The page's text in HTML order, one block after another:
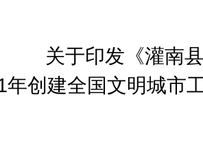
关于印发《灌南
年创建全国文明城市